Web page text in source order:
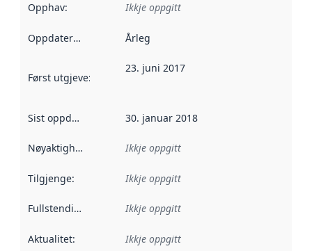
Opphav: Ikkje oppgitt
Oppdateringsfrekvens :
Årleg
Først utgjeve: Denne datoen seier når dataa i dette
23. juni 2017
Sist oppdatert 30. januar 2018
Nøyaktigheit Ikkje oppgitt
Tilgjenge: Ikkje oppgitt
Fullstendigheit Ikkje oppgitt
Aktualitet: Ikkje oppgitt